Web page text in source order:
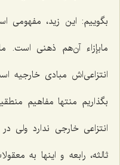
بگوییم: این زید،
مابإزاء آن‌هم ذهنی است.
انتزاعی‌اش مبادی خارجیه
بگذاریم منتها مفاهیم
انتزاعی خارجی ندارد ولی
ثالثه، رابعه و اینها به